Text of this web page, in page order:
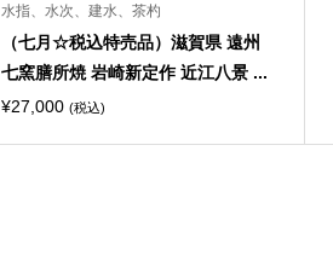
水指、水次、建水、茶杓
（七月☆税込特売品）滋賀県 遠州
七窯膳所焼 岩崎新定作 近江八景 ...
¥27,000 (税込)